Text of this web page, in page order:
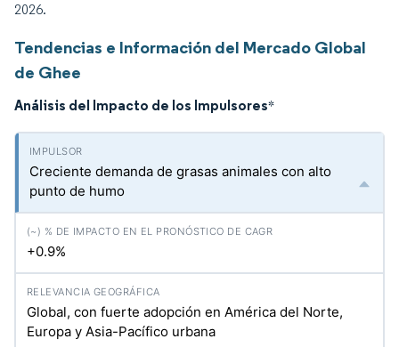
2026.
Tendencias e Información del Mercado Global
de Ghee
Análisis del Impacto de los Impulsores*
Creciente demanda de grasas animales con alto
punto de humo
+0.9%
Global, con fuerte adopción en América del Norte,
Europa y Asia-Pacífico urbana